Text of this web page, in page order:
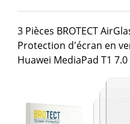
3 Pièces BROTECT
Protection d'écran en
Huawei MediaPad T1 7.0